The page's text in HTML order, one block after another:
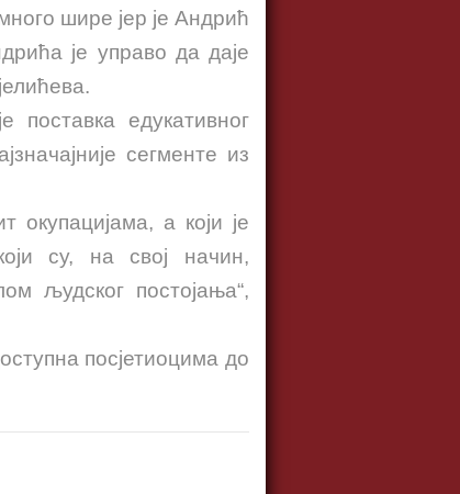
шире јер је Андрић
је управо да даје
едукативног
сегменте из
окупацијама, а који је
су, на свој начин,
људског постојања“,
посјетиоцима до